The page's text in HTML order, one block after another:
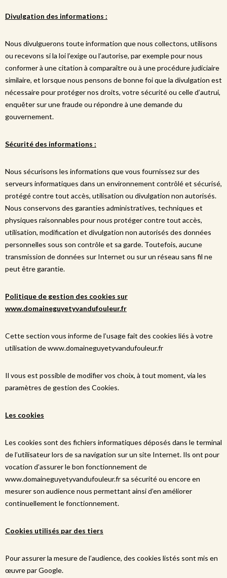
Divulgation des informations :
Nous divulguerons toute information que nous collectons, utilisons
ou recevons si la loi l’exige ou l’autorise, par exemple pour nous
conformer à une citation à comparaître ou à une procédure judiciaire
similaire, et lorsque nous pensons de bonne foi que la divulgation est
nécessaire pour protéger nos droits, votre sécurité ou celle d’autrui,
enquêter sur une fraude ou répondre à une demande du
gouvernement.
Sécurité des informations :
Nous sécurisons les informations que vous fournissez sur des
serveurs informatiques dans un environnement contrôlé et sécurisé,
protégé contre tout accès, utilisation ou divulgation non autorisés.
Nous conservons des garanties administratives, techniques et
physiques raisonnables pour nous protéger contre tout accès,
utilisation, modification et divulgation non autorisés des données
personnelles sous son contrôle et sa garde. Toutefois, aucune
transmission de données sur Internet ou sur un réseau sans fil ne
peut être garantie.
Politique de gestion des cookies sur
www.domaineguyetyvandufouleur.fr
Cette section vous informe de l’usage fait des cookies liés à votre
utilisation de www.domaineguyetyvandufouleur.fr
Il vous est possible de modifier vos choix, à tout moment, via les
paramètres de gestion des Cookies.
Les cookies
Les cookies sont des fichiers informatiques déposés dans le terminal
de l’utilisateur lors de sa navigation sur un site Internet. Ils ont pour
vocation d’assurer le bon fonctionnement de
www.domaineguyetyvandufouleur.fr sa sécurité ou encore en
mesurer son audience nous permettant ainsi d’en améliorer
continuellement le fonctionnement.
Cookies utilisés par des tiers
Pour assurer la mesure de l’audience, des cookies listés sont mis en
œuvre par Google.